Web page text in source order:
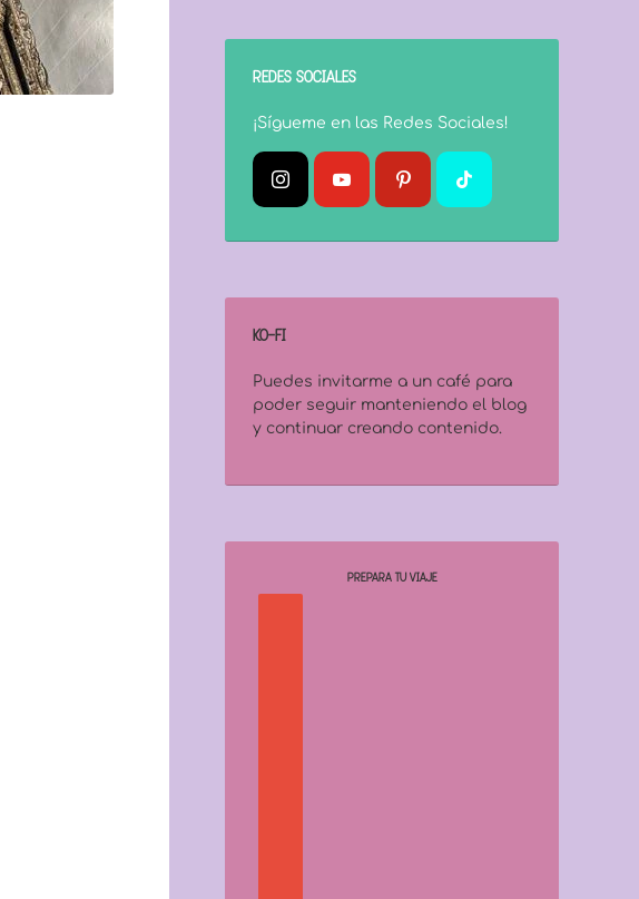
REDES SOCIALES
¡Sígueme en las Redes Sociales!
KO-FI
Puedes invitarme a un café para
poder seguir manteniendo el blog
y continuar creando contenido.
PREPARA TU VIAJE